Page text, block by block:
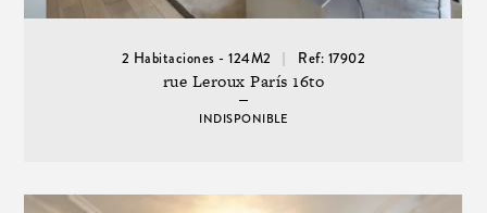
2 Habitaciones - 124M2 Ref: 17902
rue Leroux París 16to
INDISPONIBLE